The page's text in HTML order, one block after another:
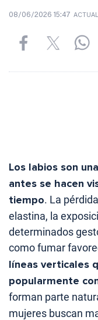
08/06/2026 15:47
Los labios son
antes se hacen
tiempo. La
elastina, la
determinados
como fumar
líneas verticales
popularmente
forman parte
mujeres buscan